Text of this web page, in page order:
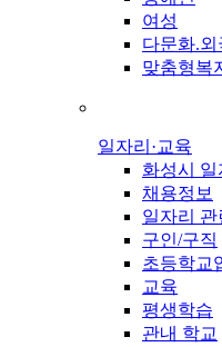
여성
다문화.외
맞춤형복
일자리·교육
화성시 일
채용정보
일자리
구인/구직
초등학교
교육
평생학습
관내 학교